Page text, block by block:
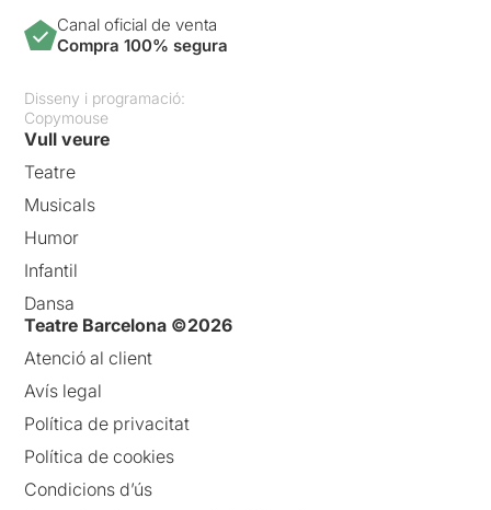
Canal oficial de venta
Compra 100% segura
Disseny i programació:
Copymouse
Vull veure
Teatre
Musicals
Humor
Infantil
Dansa
Teatre Barcelona ©2026
Atenció al client
Avís legal
Política de privacitat
Política de cookies
Condicions d’ús